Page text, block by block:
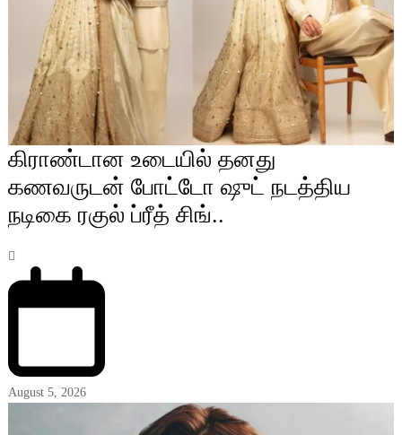
கிராண்டான உடையில் தனது
கணவருடன் போட்டோ ஷுட் நடத்திய
நடிகை ரகுல் ப்ரீத் சிங்..
August 5, 2026